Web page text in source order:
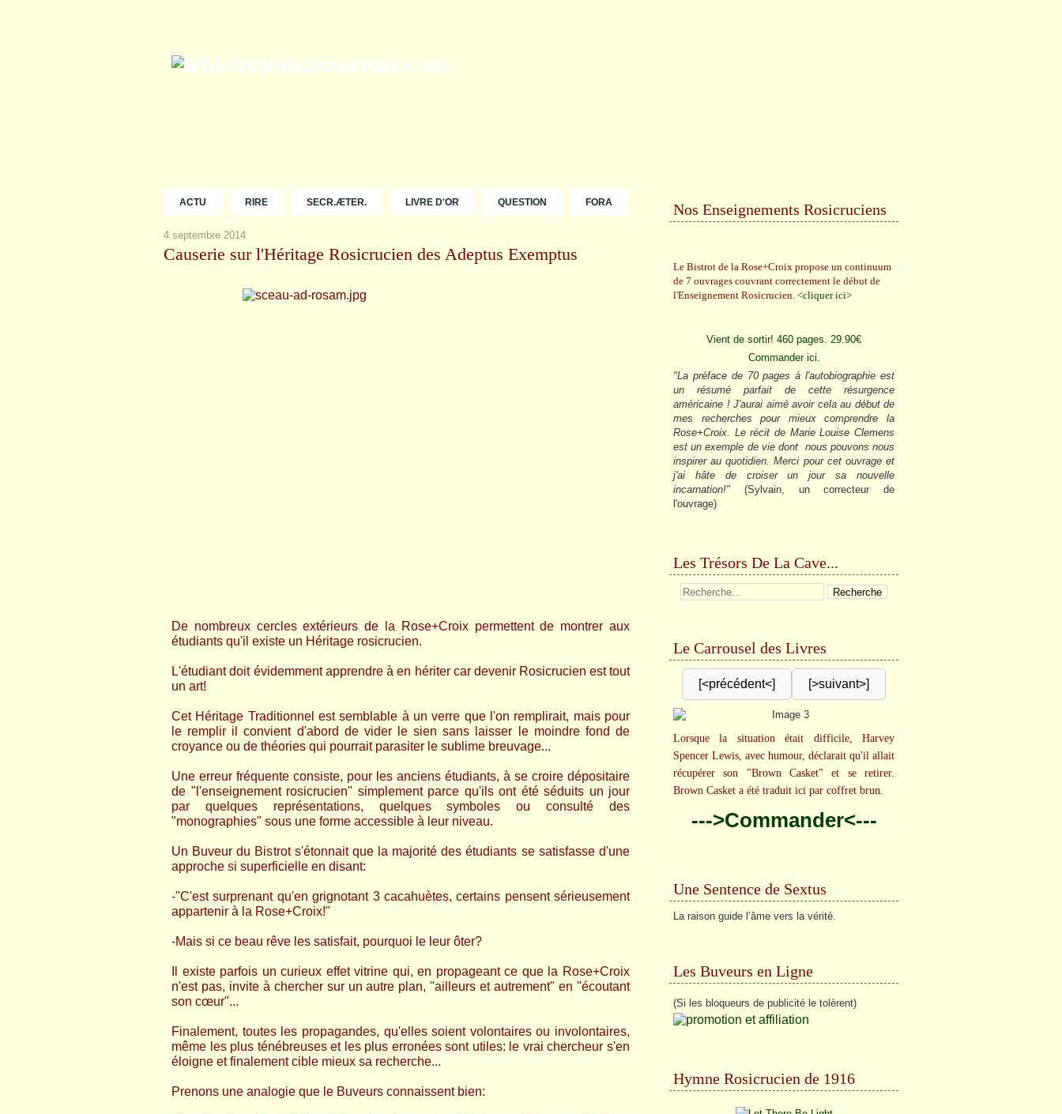
ACTU RIRE SECR.ÆTER. LIVRE D'OR QUESTION FORA
4 septembre 2014
Causerie sur l'Héritage Rosicrucien des Adeptus Exemptus
De nombreux cercles extérieurs de la Rose+Croix permettent de montrer aux
étudiants qu'il existe un Héritage rosicrucien.
L'étudiant doit évidemment apprendre à en hériter car devenir Rosicrucien est tout
un art!
Cet Héritage Traditionnel est semblable à un verre que l'on remplirait, mais pour
le remplir il convient d'abord de vider le sien sans laisser le moindre fond de
croyance ou de théories qui pourrait parasiter le sublime breuvage...
Une erreur fréquente consiste, pour les anciens étudiants, à se croire dépositaire
de "l'enseignement rosicrucien" simplement parce qu'ils ont été séduits un jour
par quelques représentations, quelques symboles ou consulté des
"monographies" sous une forme accessible à leur niveau.
Un Buveur du Bistrot s'étonnait que la majorité des étudiants se satisfasse d'une
approche si superficielle en disant:
-"C'est surprenant qu'en grignotant 3 cacahuètes, certains pensent sérieusement
appartenir à la Rose+Croix!"
-Mais si ce beau rêve les satisfait, pourquoi le leur ôter?
Il existe parfois un curieux effet vitrine qui, en propageant ce que la Rose+Croix
n'est pas, invite à chercher sur un autre plan, "ailleurs et autrement" en "écoutant
son cœur"...
Finalement, toutes les propagandes, qu'elles soient volontaires ou involontaires,
même les plus ténébreuses et les plus erronées sont utiles: le vrai chercheur s'en
éloigne et finalement cible mieux sa recherche...
Prenons une analogie que le Buveurs connaissent bien:
Nos Enseignements Rosicruciens
Le Bistrot de la Rose+Croix propose un continuum
de 7 ouvrages couvrant correctement le début de
l'Enseignement Rosicrucien. <cliquer ici>
Vient de sortir! 460 pages. 29.90€
Commander ici.
"La préface de 70 pages à l'autobiographie est
un résumé parfait de cette résurgence
américaine ! J'aurai aimé avoir cela au début de
mes recherches pour mieux comprendre la
Rose+Croix. Le récit de Marie Louise Clemens
est un exemple de vie dont nous pouvons nous
inspirer au quotidien. Merci pour cet ouvrage et
j'ai hâte de croiser un jour sa nouvelle
incarnation!" (Sylvain, un correcteur de
l'ouvrage)
Les Trésors De La Cave...
Le Carrousel des Livres
[<précédent<] [>suivant>]
Lorsque la situation était difficile, Harvey
Spencer Lewis, avec humour, déclarait qu'il allait
récupérer son "Brown Casket" et se retirer.
Brown Casket a été traduit ici par coffret brun.
--->Commander<---
Une Sentence de Sextus
La raison guide l’âme vers la vérité.
Les Buveurs en Ligne
(Si les bloqueurs de publicité le tolèrent)
Hymne Rosicrucien de 1916